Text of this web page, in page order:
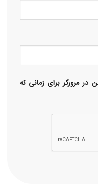
در مرورگر برای زمانی که